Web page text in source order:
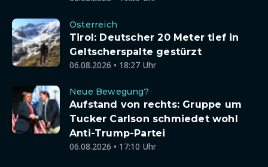
Österreich
Tirol: Deutscher 20 Meter tief in
Geltscherspalte gestürzt
06.08.2026 • 18:27 Uhr
Neue Bewegung?
Aufstand von rechts: Gruppe um
Tucker Carlson schmiedet wohl
Anti-Trump-Partei
06.08.2026 • 17:10 Uhr